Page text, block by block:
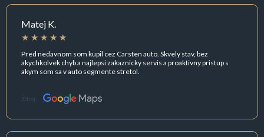
Matej K.
Pred nedavnom som kupil cez Carsten auto. Skvely stav, bez
akychkolvek chyb a najlepsi zakaznicky servis a proaktivny pristup s
akym som sa v auto segmente stretol.
Zdroj: